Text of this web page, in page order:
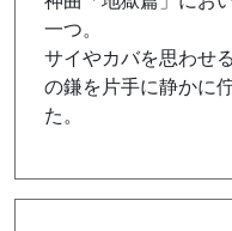
一つ。
サイやカバを思わせ
の鎌を片手に静かに
た。